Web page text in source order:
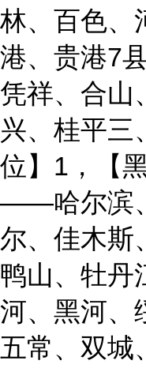
林、百色、
港、贵港7
凭祥、合山
兴、桂平三
位】1，【
——哈尔滨
尔、佳木斯
鸭山、牡丹
河、黑河
五常、双城